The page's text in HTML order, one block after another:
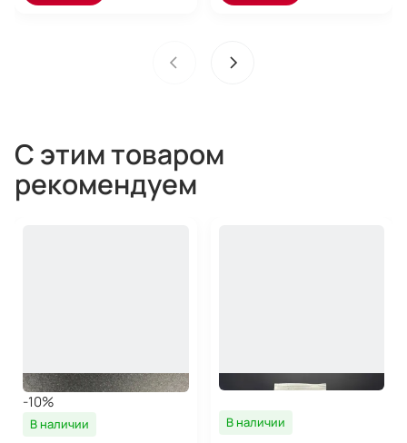
С этим товаром
рекомендуем
-10%
В наличии
В наличии